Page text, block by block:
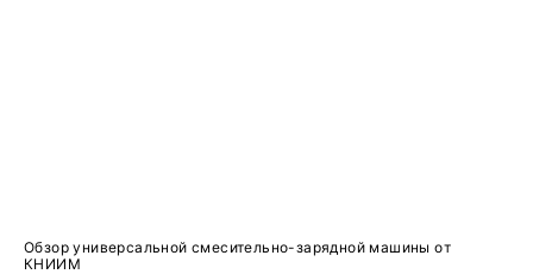
Обзор универсальной смесительно-зарядной машины от
КНИИМ